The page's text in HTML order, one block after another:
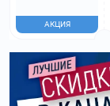
АКЦИЯ